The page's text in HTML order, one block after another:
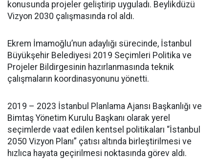
konusunda projeler geliştirip uyguladı. Beylikdüzü
Vizyon 2030 çalışmasında rol aldı.
Ekrem İmamoğlu’nun adaylığı sürecinde, İstanbul
Büyükşehir Belediyesi 2019 Seçimleri Politika ve
Projeler Bildirgesinin hazırlanmasında teknik
çalışmaların koordinasyonunu yönetti.
2019 – 2023 İstanbul Planlama Ajansı Başkanlığı ve
Bimtaş Yönetim Kurulu Başkanı olarak yerel
seçimlerde vaat edilen kentsel politikaları “İstanbul
2050 Vizyon Planı” çatısı altında birleştirilmesi ve
hızlıca hayata geçirilmesi noktasında görev aldı.